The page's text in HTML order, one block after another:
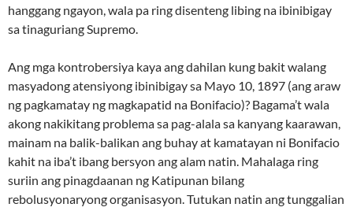
hanggang ngayon, wala pa ring disenteng libing na ibinibigay
sa tinaguriang Supremo.
Ang mga kontrobersiya kaya ang dahilan kung bakit walang
masyadong atensiyong ibinibigay sa Mayo 10, 1897 (ang araw
ng pagkamatay ng magkapatid na Bonifacio)? Bagama’t wala
akong nakikitang problema sa pag-alala sa kanyang kaarawan,
mainam na balik-balikan ang buhay at kamatayan ni Bonifacio
kahit na iba’t ibang bersyon ang alam natin. Mahalaga ring
suriin ang pinagdaanan ng Katipunan bilang
rebolusyonaryong organisasyon. Tutukan natin ang tunggalian